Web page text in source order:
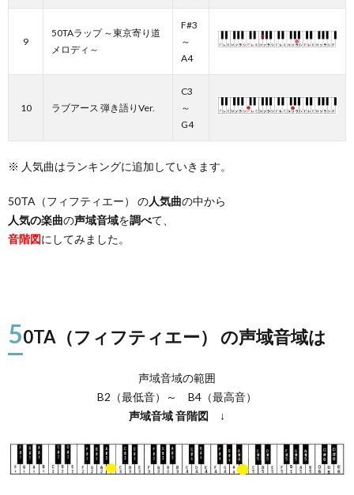
9
50TAラップ ～東京寄り道
メロディ～
F#3
～
A4
10 ラブアース 弾き語りVer.
C3
～
G4
※ 人気曲はランキングに追加していきます。
50TA（フィフティエー） の人気曲の中から
人気の楽曲の声域音域を調べて、
音階図にしてみました。
50TA（フィフティエー） の声域音域は
声域音域の範囲
B2（最低音）～ B4（最高音）
声域音域音階図 ↓